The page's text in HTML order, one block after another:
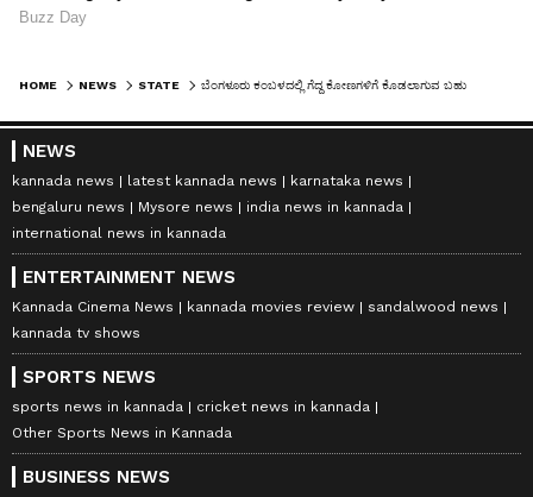
HOME NEWS STATE
NEWS
kannada news latest kannada news
karnataka news
bengaluru news
Mysore news
india news in kannada
international news in kannada
ENTERTAINMENT NEWS
Kannada Cinema News kannada movies review
sandalwood news
kannada tv shows
SPORTS NEWS
sports news in kannada
cricket news in kannada
Other Sports News in Kannada
BUSINESS NEWS